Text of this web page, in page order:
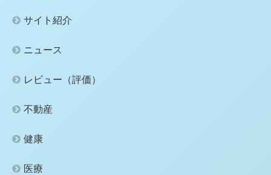
サイト紹介
ニュース
レビュー（評価）
不動産
健康
医療